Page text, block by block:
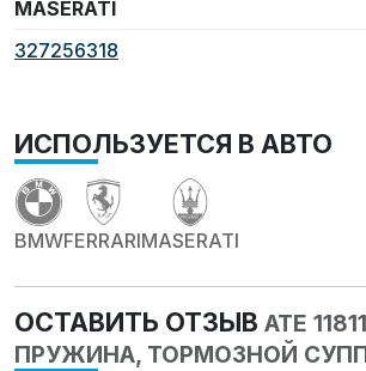
MASERATI
327256318
ИСПОЛЬЗУЕТСЯ В АВТО
BMWFERRARIMASERATI
ОСТАВИТЬ ОТЗЫВ ATE
ПРУЖИНА, ТОРМОЗНОЙ